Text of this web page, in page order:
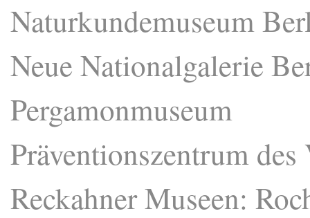
Naturkundemuseum
Neue Nationalgalerie
Pergamonmuseum
Präventionszentrum
Reckahner Museen: